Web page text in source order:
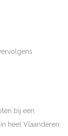
bij een
heel Vlaanderen: